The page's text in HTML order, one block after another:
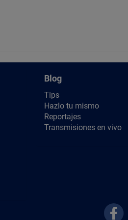
Blog
Tips
Hazlo tu mismo
Reportajes
Transmisiones en vivo